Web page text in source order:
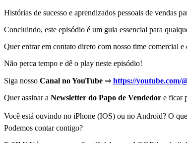
Histórias de sucesso e aprendizados pessoais de vendas
Concluindo, este episódio é um guia essencial para
Quer entrar em contato direto com nosso time comercial e
Não perca tempo e dê o play neste episódio!
Siga nosso Canal no YouTube ⇒ https://youtube.com/
Quer assinar a Newsletter do Papo de Vendedor e ficar
Você está ouvindo no iPhone (IOS) ou no Android? O
Podemos contar contigo?